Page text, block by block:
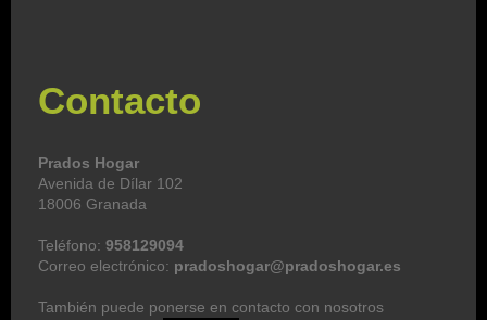
Contacto
Prados Hogar
Avenida de Dílar 102
18006 Granada
Teléfono: 958129094
Correo electrónico: pradoshogar@pradoshogar.es
También puede ponerse en contacto con nosotros